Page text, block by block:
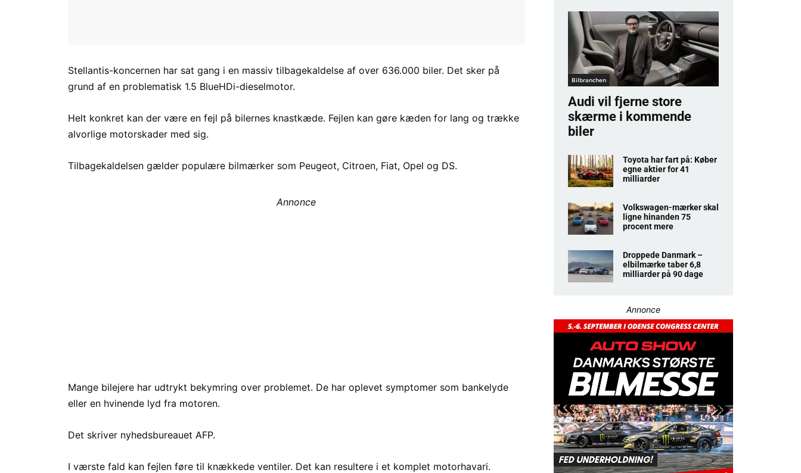
Stellantis-koncernen har sat gang i en massiv tilbagekaldelse af over 636.000 biler. Det sker på
grund af en problematisk 1.5 BlueHDi-dieselmotor.
Helt konkret kan der være en fejl på bilernes knastkæde. Fejlen kan gøre kæden for lang og trække
alvorlige motorskader med sig.
Tilbagekaldelsen gælder populære bilmærker som Peugeot, Citroen, Fiat, Opel og DS.
Annonce
Mange bilejere har udtrykt bekymring over problemet. De har oplevet symptomer som bankelyde
eller en hvinende lyd fra motoren.
Det skriver nyhedsbureauet AFP.
I værste fald kan fejlen føre til knækkede ventiler. Det kan resultere i et komplet motorhavari.
Bilbranchen
Audi vil fjerne store
skærme i kommende
biler
Toyota har fart på: Køber
egne aktier for 41
milliarder
Volkswagen-mærker skal
ligne hinanden 75
procent mere
Droppede Danmark –
elbilmærke taber 6,8
milliarder på 90 dage
Annonce